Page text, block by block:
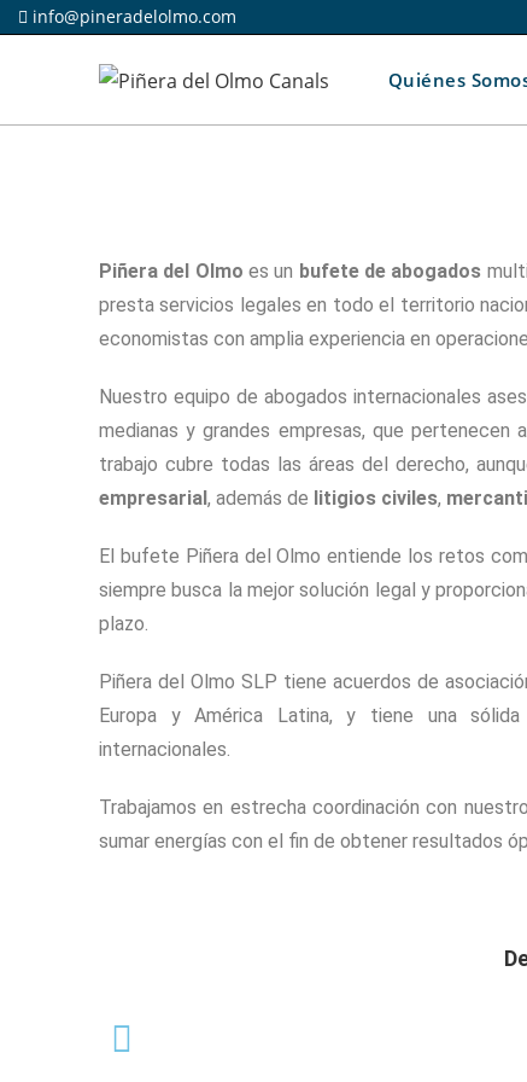
info@pineradelolmo.com
Quiénes
Piñera del Olmo es un bufete de abogados
presta servicios legales en todo el territorio
economistas con amplia experiencia en
Nuestro equipo de abogados internacionales
medianas y grandes empresas, que
trabajo cubre todas las áreas del derecho,
empresarial , además de litigios civiles,
El bufete Piñera del Olmo entiende los retos
siempre busca la mejor solución legal y
plazo.
Piñera del Olmo SLP tiene acuerdos de
Europa y América Latina, y tiene una
internacionales.
Trabajamos en estrecha coordinación con
sumar energías con el fin de obtener resultados